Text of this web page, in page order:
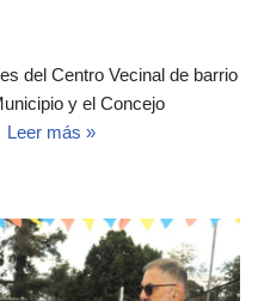
del Centro Vecinal de barrio
y el Concejo
Leer más »